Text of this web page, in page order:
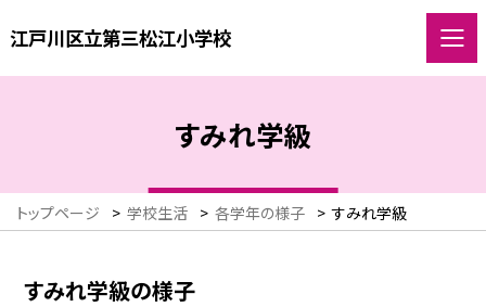
江戸川区立第三松江小学校
すみれ学級
トップページ > 学校生活 > 各学年の様子 > すみれ学級
すみれ学級の様子